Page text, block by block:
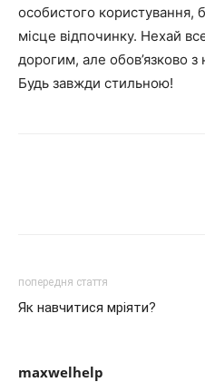
особистого користування,
місце відпочинку. Нехай
дорогим, але обов’язково
Будь завжди стильною!
попередня стаття
Як навчитися мріяти?
maxwelhelp